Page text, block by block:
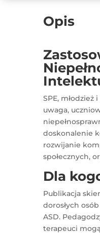
Opis
SPE, młodzież
uwaga,
doskonalenie
rozwijanie
społecznych,
Dla
Publikacja
dorosłych
ASD.
terapeuci